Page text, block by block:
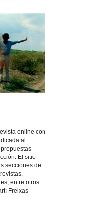
online con
al
El sitio
secciones de
entre otros.
Freixas